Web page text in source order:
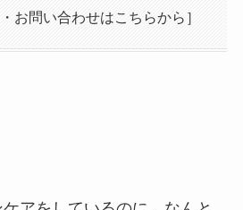
・お問い合わせはこちらから］